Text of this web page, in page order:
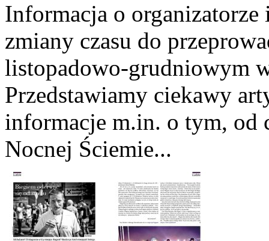
Informacja o
zmiany czasu do
listopadowo-grudniowym
Przedstawiamy ciekawy
informacje m.in. o tym, od
Nocnej Ściemie...